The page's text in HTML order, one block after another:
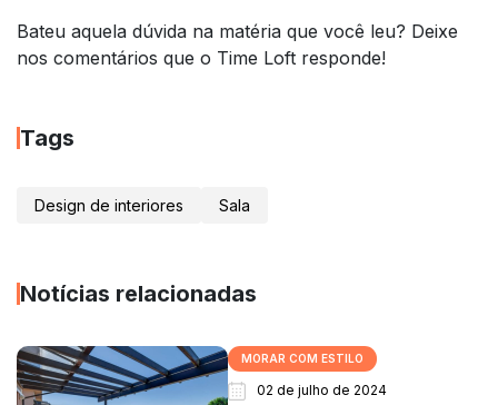
Bateu aquela dúvida na matéria que você leu? Deixe
nos comentários que o Time Loft responde!
Tags
Design de interiores Sala
Notícias relacionadas
MORAR COM ESTILO
02 de julho de 2024